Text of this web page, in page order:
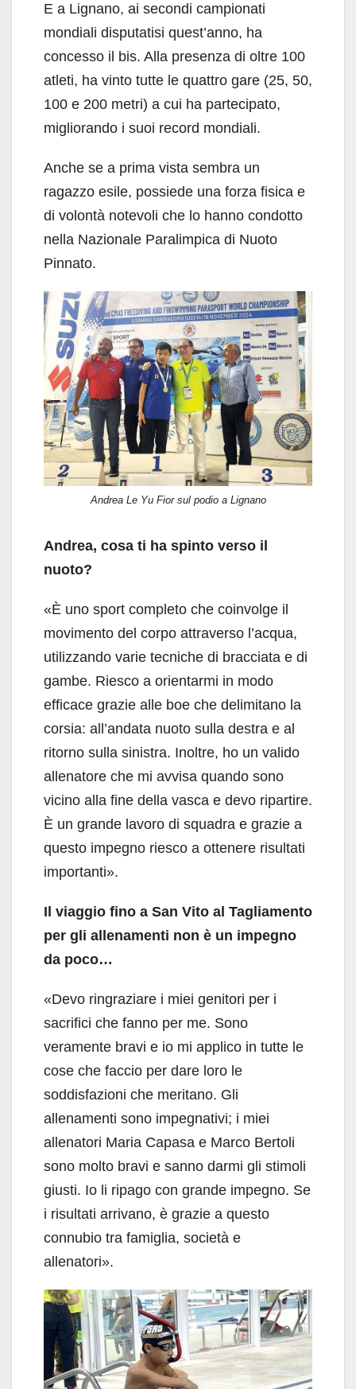
E a Lignano, ai secondi campionati
mondiali disputatisi quest’anno, ha
concesso il bis. Alla presenza di oltre 100
atleti, ha vinto tutte le quattro gare (25, 50,
100 e 200 metri) a cui ha partecipato,
migliorando i suoi record mondiali.
Anche se a prima vista sembra un
ragazzo esile, possiede una forza fisica e
di volontà notevoli che lo hanno condotto
nella Nazionale Paralimpica di Nuoto
Pinnato.
Andrea Le Yu Fior sul podio a Lignano
Andrea, cosa ti ha spinto verso il
nuoto?
«È uno sport completo che coinvolge il
movimento del corpo attraverso l’acqua,
utilizzando varie tecniche di bracciata e di
gambe. Riesco a orientarmi in modo
efficace grazie alle boe che delimitano la
corsia: all’andata nuoto sulla destra e al
ritorno sulla sinistra. Inoltre, ho un valido
allenatore che mi avvisa quando sono
vicino alla fine della vasca e devo ripartire.
È un grande lavoro di squadra e grazie a
questo impegno riesco a ottenere risultati
importanti».
Il viaggio fino a San Vito al Tagliamento
per gli allenamenti non è un impegno
da poco…
«Devo ringraziare i miei genitori per i
sacrifici che fanno per me. Sono
veramente bravi e io mi applico in tutte le
cose che faccio per dare loro le
soddisfazioni che meritano. Gli
allenamenti sono impegnativi; i miei
allenatori Maria Capasa e Marco Bertoli
sono molto bravi e sanno darmi gli stimoli
giusti. Io li ripago con grande impegno. Se
i risultati arrivano, è grazie a questo
connubio tra famiglia, società e
allenatori».